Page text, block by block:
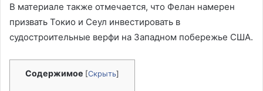
В материале также отмечается, что Фелан намерен
призвать Токио и Сеул инвестировать в
судостроительные верфи на Западном побережье США.
Содержимое [Скрыть]